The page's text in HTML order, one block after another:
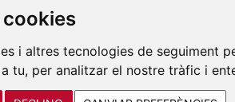
i altres tecnologies de seguiment
tu, per analitzar el nostre tràfic i